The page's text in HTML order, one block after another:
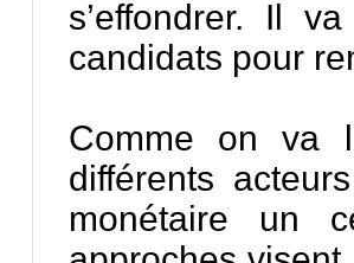
s’effondrer. Il
candidats pour
Comme on va
différents
monétaire un